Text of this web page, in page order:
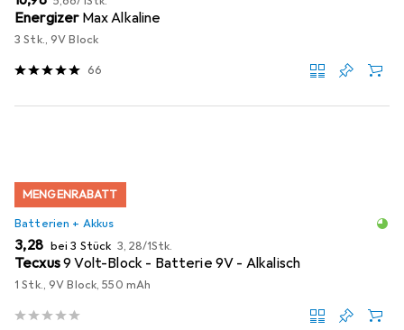
Energizer Max Alkaline
3 Stk., 9V Block
66
MENGENRABATT
Batterien + Akkus
EUR
3,28 bei 3 Stück EUR
3,28/1Stk.
Tecxus9 Volt-Block - Batterie 9V - Alkalisch
1 Stk., 9V Block, 550 mAh